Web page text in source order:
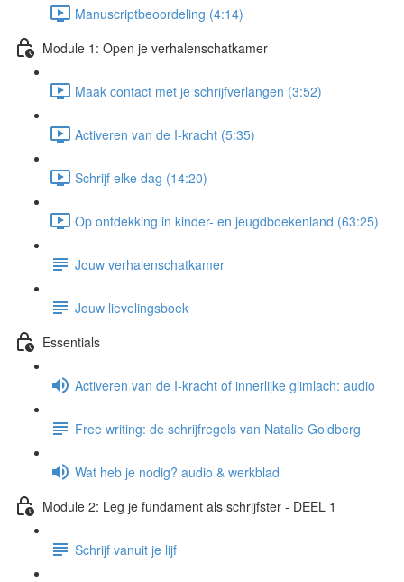
Manuscriptbeoordeling (4:14)
Module 1: Open je verhalenschatkamer
Maak contact met je schrijfverlangen (3:52)
Activeren van de I-kracht (5:35)
Schrijf elke dag (14:20)
Op ontdekking in kinder- en jeugdboekenland (63:25)
Jouw verhalenschatkamer
Jouw lievelingsboek
Essentials
Activeren van de I-kracht of innerlijke glimlach: audio
Free writing: de schrijfregels van Natalie Goldberg
Wat heb je nodig? audio & werkblad
Module 2: Leg je fundament als schrijfster - DEEL 1
Schrijf vanuit je lijf